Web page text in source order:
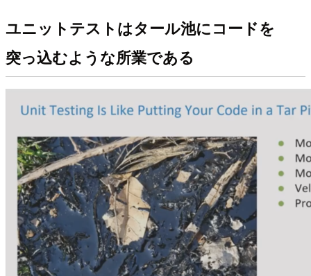
ユニットテストはタール池にコードを
突っ込むような所業である